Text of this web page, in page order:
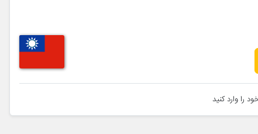
را وارد کنید